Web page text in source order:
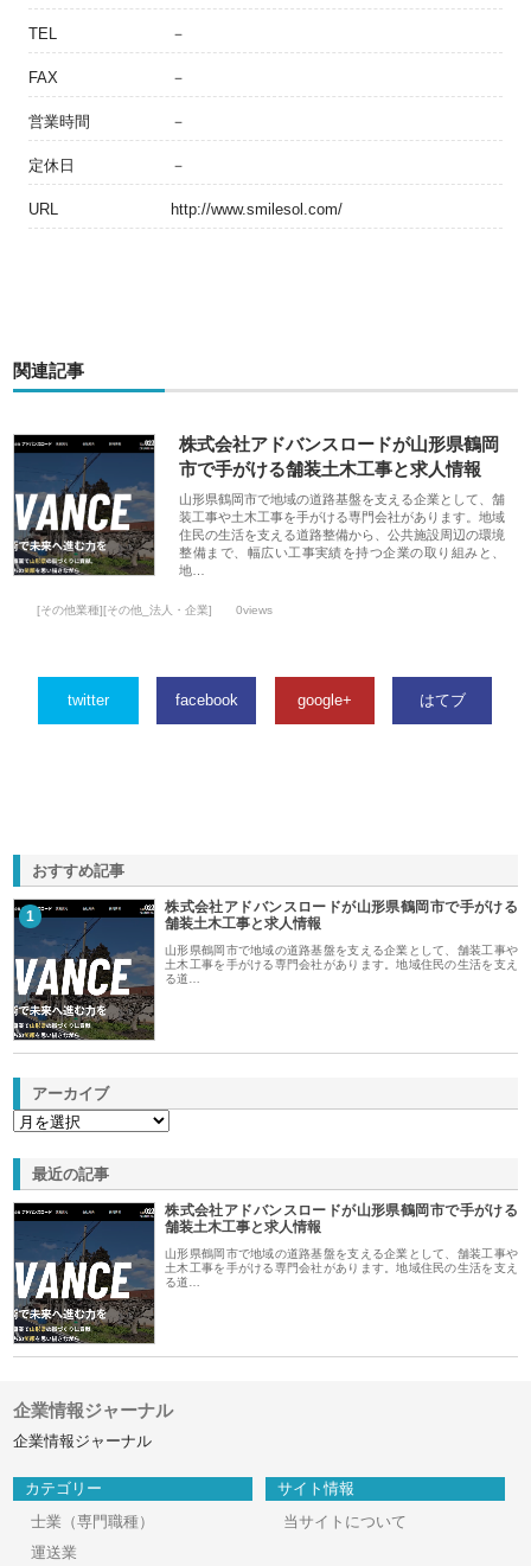
TEL －
FAX －
営業時間 －
定休日 －
URL http://www.smilesol.com/
関連記事
株式会社アドバンスロードが山形県鶴岡
市で手がける舗装土木工事と求人情報
山形県鶴岡市で地域の道路基盤を支える企業として、舗
装工事や土木工事を手がける専門会社があります。地域
住民の生活を支える道路整備から、公共施設周辺の環境
整備まで、幅広い工事実績を持つ企業の取り組みと、
地…
[その他業種][その他_法人・企業] 0views
twitter facebook google+ はてブ
おすすめ記事
1
株式会社アドバンスロードが山形県鶴岡市で手がける
舗装土木工事と求人情報
山形県鶴岡市で地域の道路基盤を支える企業として、舗装工事や
土木工事を手がける専門会社があります。地域住民の生活を支え
る道…
アーカイブ
最近の記事
株式会社アドバンスロードが山形県鶴岡市で手がける
舗装土木工事と求人情報
山形県鶴岡市で地域の道路基盤を支える企業として、舗装工事や
土木工事を手がける専門会社があります。地域住民の生活を支え
る道…
企業情報ジャーナル
企業情報ジャーナル
カテゴリー
士業（専門職種）
運送業
サイト情報
当サイトについて